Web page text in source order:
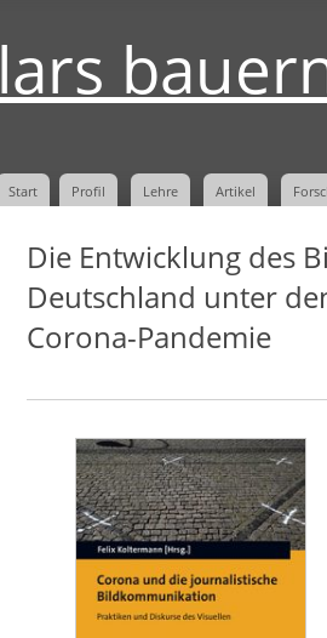
lars
Start Profil Lehre Artikel
Die Entwicklung des
Deutschland unter
Corona-Pandemie